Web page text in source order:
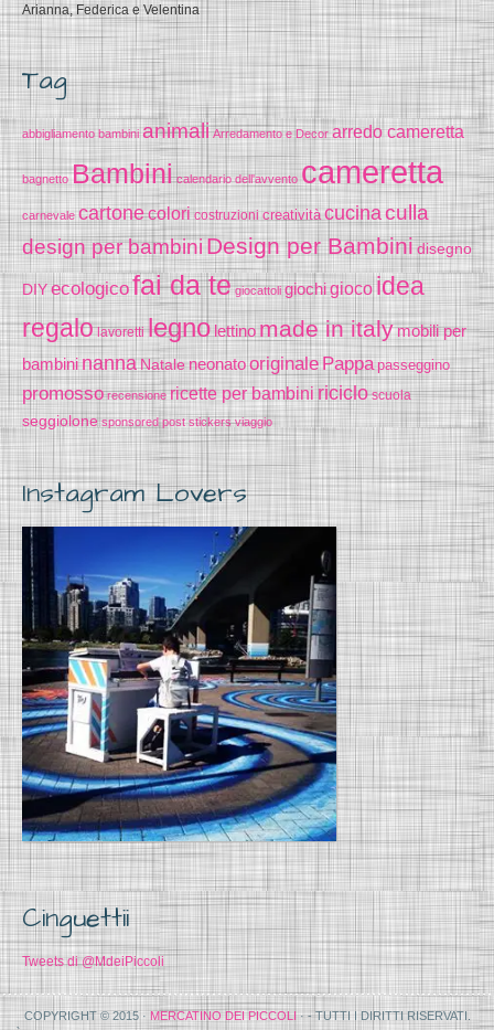
Arianna, Federica e Velentina
Tag
abbigliamento bambini animali Arredamento e Decor arredo cameretta
bagnetto Bambini calendario dell'avvento cameretta
carnevale cartonecolori costruzioni creatività cucinaculla
design per bambiniDesign per Bambinidisegno
DIYecologicofai da te giocattoli giochigiocoidea
regalo lavoretti legno lettinomade in italymobili per
bambininannaNataleneonatooriginale Pappa passeggino
promosso recensione ricette per bambini riciclo scuola
seggiolone sponsored post stickers viaggio
Instagram Lovers
Cinguettii
Tweets di @MdeiPiccoli
COPYRIGHT © 2015 · MERCATINO DEI PICCOLI · - TUTTI I DIRITTI RISERVATI.